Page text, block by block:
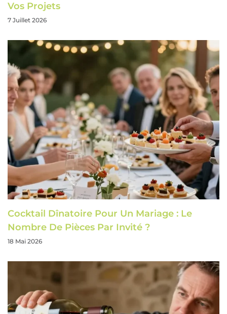
Vos Projets
7 Juillet 2026
Cocktail Dînatoire Pour Un Mariage : Le
Nombre De Pièces Par Invité ?
18 Mai 2026